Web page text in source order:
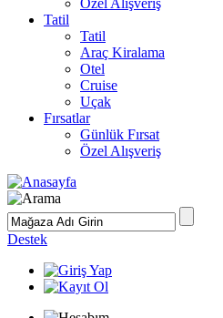
Özel Alışveriş
Tatil
Tatil
Araç Kiralama
Otel
Cruise
Uçak
Fırsatlar
Günlük Fırsat
Özel Alışveriş
Destek